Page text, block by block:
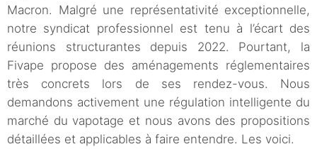
Macron. Malgré une représentativité exceptionnelle,
notre syndicat professionnel est tenu à l’écart des
réunions structurantes depuis 2022. Pourtant, la
Fivape propose des aménagements réglementaires
très concrets lors de ses rendez-vous. Nous
demandons activement une régulation intelligente du
marché du vapotage et nous avons des propositions
détaillées et applicables à faire entendre. Les voici.